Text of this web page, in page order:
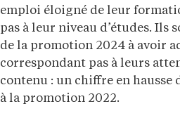
emploi éloigné de leur
pas à leur niveau d’études. Ils
de la promotion 2024 à avoir
correspondant pas à leurs
contenu : un chiffre en hausse
à la promotion 2022.